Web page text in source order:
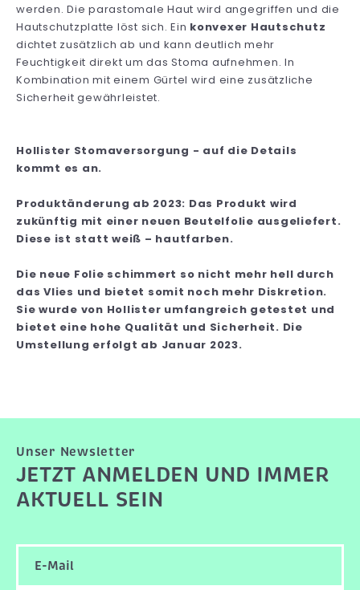
werden. Die parastomale Haut wird angegriffen und die
Hautschutzplatte löst sich. Ein konvexer Hautschutz
dichtet zusätzlich ab und kann deutlich mehr
Feuchtigkeit direkt um das Stoma aufnehmen. In
Kombination mit einem Gürtel wird eine zusätzliche
Sicherheit gewährleistet.
Hollister Stomaversorgung - auf die Details
kommt es an.
Produktänderung ab 2023: Das Produkt wird
zukünftig mit einer neuen Beutelfolie ausgeliefert.
Diese ist statt weiß – hautfarben.
Die neue Folie schimmert so nicht mehr hell durch
das Vlies und bietet somit noch mehr Diskretion.
Sie wurde von Hollister umfangreich getestet und
bietet eine hohe Qualität und Sicherheit. Die
Umstellung erfolgt ab Januar 2023.
Unser Newsletter
JETZT ANMELDEN UND IMMER
AKTUELL SEIN